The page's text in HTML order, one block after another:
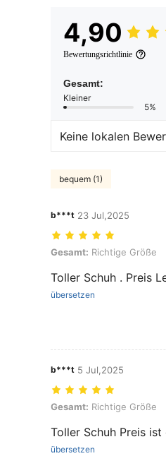
4,90
Bewertungsrichtlinie
Gesamt:
Kleiner
5%
Keine lokalen
bequem (1)
b***t 23 Jul,2025
Gesamt: Richtige Größe,
Gesamt: Richtige Größe
Toller Schuh . Preis
übersetzen
b***t 5 Jul,2025
Gesamt: Richtige Größe,
Gesamt: Richtige Größe
Toller Schuh Preis ist
übersetzen